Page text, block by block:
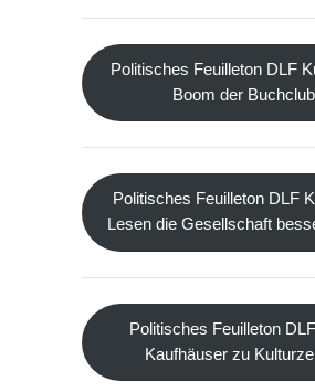
Politisches Feuilleton DLF
Boom der
Politisches Feuilleton DLF
Lesen die Gesellschaft
Politisches Feuilleton
Kaufhäuser zu